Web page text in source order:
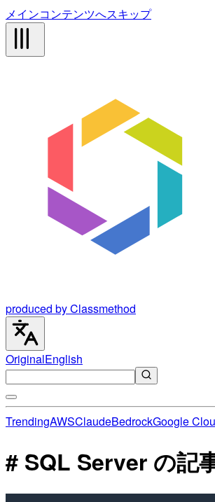
メインコンテンツへスキップ
produced by Classmethod
OriginalEnglish
TrendingAWSClaudeBedrockGoogle
# SQL Server の記